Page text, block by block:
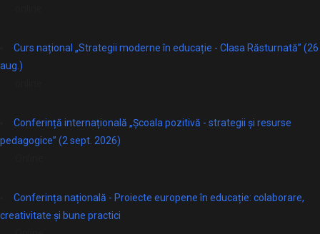
Curs național „Strategii moderne în educație - Clasa Răsturnată” (26
aug.)
Conferință internațională „Școala pozitivă - strategii și resurse
pedagogice” (2 sept. 2026)
Conferința națională - Proiecte europene în educație: colaborare,
creativitate și bune practici